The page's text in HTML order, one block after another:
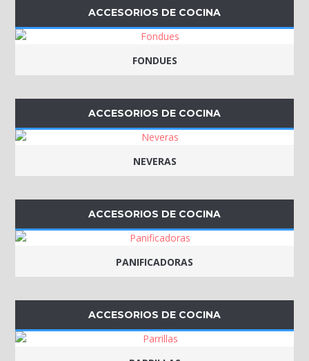
ACCESORIOS DE COCINA
FONDUES
ACCESORIOS DE COCINA
NEVERAS
ACCESORIOS DE COCINA
PANIFICADORAS
ACCESORIOS DE COCINA